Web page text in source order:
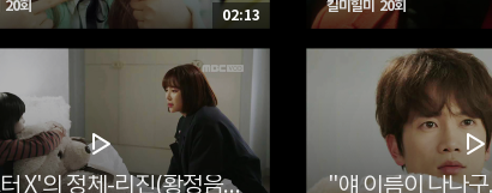
20회
02:13
킬미힐미 20회
'미스터 X'의 정체-리진(황정음)만이 할 수 있던 '나나'와의 이별, '미스터 X'의 정체는..